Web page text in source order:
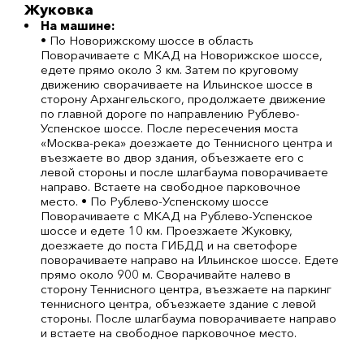
Жуковка
На машине:
• По Новорижскому шоссе в область
Поворачиваете с МКАД на Новорижское шоссе,
едете прямо около 3 км. Затем по круговому
движению сворачиваете на Ильинское шоссе в
сторону Архангельского, продолжаете движение
по главной дороге по направлению Рублево-
Успенское шоссе. После пересечения моста
«Москва-река» доезжаете до Теннисного центра и
въезжаете во двор здания, объезжаете его с
левой стороны и после шлагбаума поворачиваете
направо. Встаете на свободное парковочное
место. • По Рублево-Успенскому шоссе
Поворачиваете с МКАД на Рублево-Успенское
шоссе и едете 10 км. Проезжаете Жуковку,
доезжаете до поста ГИБДД и на светофоре
поворачиваете направо на Ильинское шоссе. Едете
прямо около 900 м. Сворачивайте налево в
сторону Теннисного центра, въезжаете на паркинг
теннисного центра, объезжаете здание с левой
стороны. После шлагбаума поворачиваете направо
и встаете на свободное парковочное место.